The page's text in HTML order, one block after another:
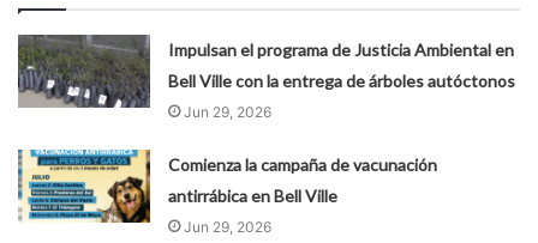
Impulsan el programa de Justicia Ambiental en
Bell Ville con la entrega de árboles autóctonos
Jun 29, 2026
Comienza la campaña de vacunación
antirrábica en Bell Ville
Jun 29, 2026